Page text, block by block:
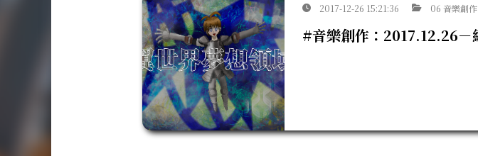
2017-12-26 15:21:36 06 音樂創作
#音樂創作：2017.12.26